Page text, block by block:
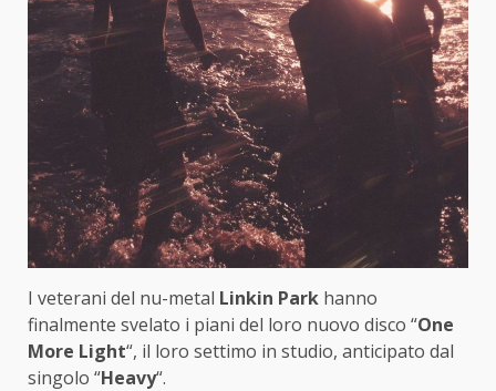
I veterani del nu-metal Linkin Park hanno
finalmente svelato i piani del loro nuovo disco “One
More Light“, il loro settimo in studio, anticipato dal
singolo “Heavy“.